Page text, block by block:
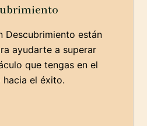
Descubrimiento están
ayudarte a superar
que tengas en el
hacia el éxito.